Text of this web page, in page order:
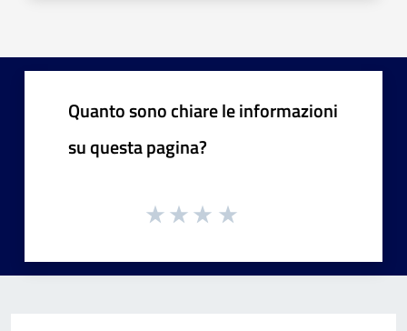
Quanto sono chiare le informazioni
su questa pagina?